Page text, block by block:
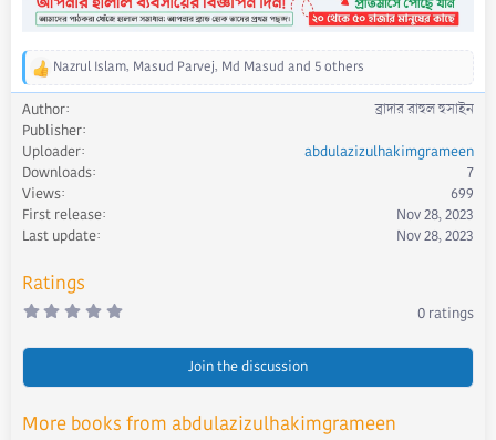
R
e
a
c
t
i
o
n
s
Nazrul Islam, Masud Parvej, Md Masud and 5 others
Author
ব্রাদার রাহুল হুসাইন
Publisher
Uploader
abdulazizulhakimgrameen
Downloads
7
Views
699
First release
Nov 28, 2023
Last update
Nov 28, 2023
Ratings
0
0
(
0 ratings
Join the discussion
More books from abdulazizulhakimgrameen